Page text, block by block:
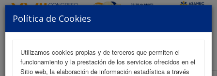
Política de Cookies
Utilizamos cookies propias y de terceros que permiten el
funcionamiento y la prestación de los servicios ofrecidos en el
Sitio web, la elaboración de información estadística a través
MENU